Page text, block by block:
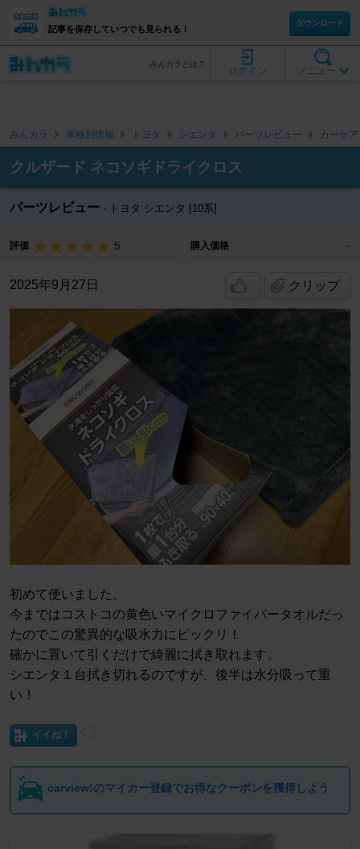
記事を保存していつでも見られる！
ダウンロード
メニュー
ログイン
みんカラとは？
みんカラ 車種別情報 トヨタ シエンタ パーツレビュー カーケア
クルザード ネコソギドライクロス
パーツレビュー トヨタ シエンタ [10系]
評価 5 購入価格 -
2025年9月27日 クリップ
初めて使いました。
今まではコストコの黄色いマイクロファイバータオルだっ
たのでこの驚異的な吸水力にビックリ！
確かに置いて引くだけで綺麗に拭き取れます。
シエンタ１台拭き切れるのですが、後半は水分吸って重
い！
イイね！
carview!のマイカー登録でお得なクーポンを獲得しよう